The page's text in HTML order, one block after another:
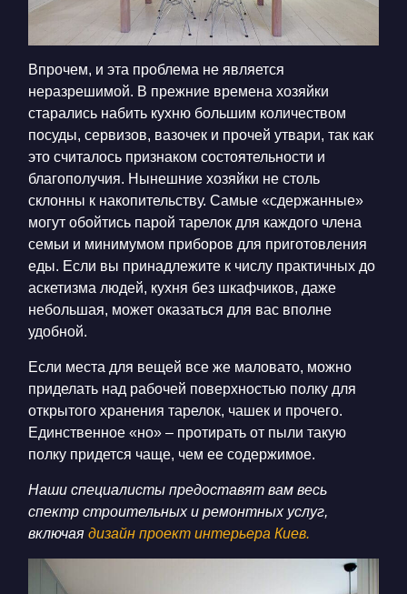
Впрочем, и эта проблема не является
неразрешимой. В прежние времена хозяйки
старались набить кухню большим количеством
посуды, сервизов, вазочек и прочей утвари, так как
это считалось признаком состоятельности и
благополучия. Нынешние хозяйки не столь
склонны к накопительству. Самые «сдержанные»
могут обойтись парой тарелок для каждого члена
семьи и минимумом приборов для приготовления
еды. Если вы принадлежите к числу практичных до
аскетизма людей, кухня без шкафчиков, даже
небольшая, может оказаться для вас вполне
удобной.
Если места для вещей все же маловато, можно
приделать над рабочей поверхностью полку для
открытого хранения тарелок, чашек и прочего.
Единственное «но» – протирать от пыли такую
полку придется чаще, чем ее содержимое.
Наши специалисты предоставят вам весь
спектр строительных и ремонтных услуг,
включая дизайн проект интерьера Киев.